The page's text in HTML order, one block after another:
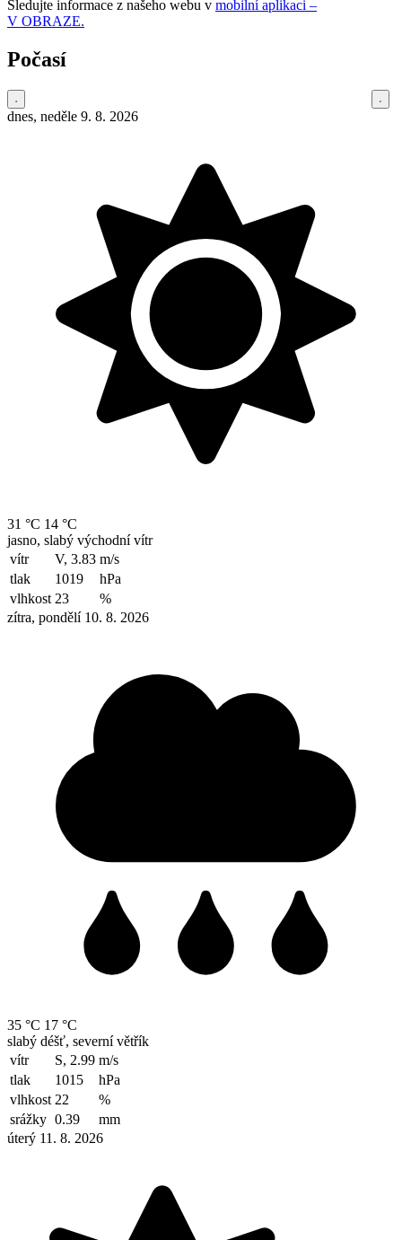
Sledujte informace z našeho webu v mobilní aplikaci –
V OBRAZE.
Počasí
dnes, neděle 9. 8. 2026
31 °C 14 °C
jasno, slabý východní vítr
vítr
V, 3.83 m/s
tlak
1019
hPa
vlhkost 23
%
zítra, pondělí 10. 8. 2026
35 °C 17 °C
slabý déšť, severní větřík
vítr
S, 2.99 m/s
tlak
1015
hPa
vlhkost 22
%
srážky 0.39
mm
úterý 11. 8. 2026